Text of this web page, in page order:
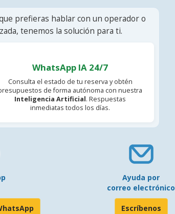
prefieras hablar con un operador o
tenemos la solución para ti.
WhatsApp IA 24/7
Consulta el estado de tu reserva y obtén
de forma autónoma con nuestra
Inteligencia Artificial. Respuestas
inmediatas todos los días.
Ayuda por
correo electrónico
Escríbenos